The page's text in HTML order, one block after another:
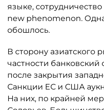
языке,
new phenomenon.
обошлось.
В сторону азиатского
частности банковский
после закрытия
Санкции ЕС и США
На них, по крайней